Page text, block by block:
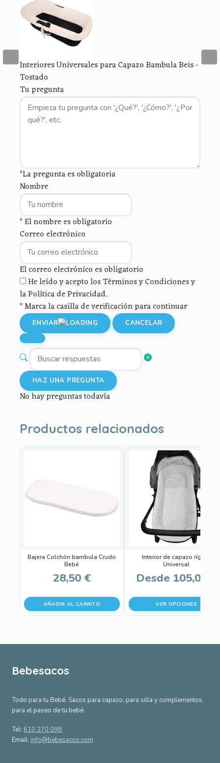
Interiores Universales para Capazo Bambula Beis -
Tostado
Tu pregunta
*La pregunta es obligatoria
Nombre
* El nombre es obligatorio
Correo electrónico
El correo electrónico es obligatorio
He leído y acepto los Términos y Condiciones y
la Política de Privacidad.
* Marca la casilla de verificación para continuar
ENVIAR CANCELAR
HAZ UNA PREGUNTA
No hay preguntas todavía
Productos relacionados
Bajera Colchón bambula Crudo
Bebé
28,50 €
AÑADIR AL CARRITO
Interior de capazo rígido
Universal
Desde 105,00
VER OPCIONES
producto
múltiples
variantes.
opciones
elegir
página
de
Bebesacos
Todo para tu Bebé. Sacos para capazo, para silla y complementos
para el paseo de tu bebé.
Tel: 610 270 098
Email: info@bebesacos.com